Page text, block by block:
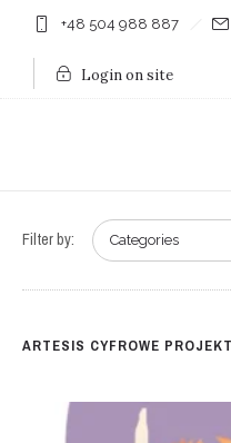
+48 504 988 887
Login on site
Filter by: Categories
ARTESIS CYFROWE